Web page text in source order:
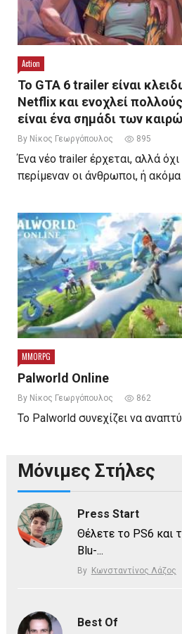
Action
Το GTA 6 trailer είναι
Netflix και ενοχλεί
είναι ένα σημάδι των
By Νίκος Γεωργόπουλος 895
Ένα νέο trailer έρχεται, αλλά
περίμεναν οι άνθρωποι, ή ακόμα
MMORPG
Palworld Online
By Νίκος Γεωργόπουλος 862
Το Palworld συνεχίζει να
Μόνιμες Στήλες
Press Start
Θέλετε το PS6 και
Blu-...
By Κωνσταντίνος Λάζος
Best Of